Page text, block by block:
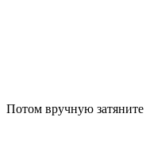
Потом вручную затяните